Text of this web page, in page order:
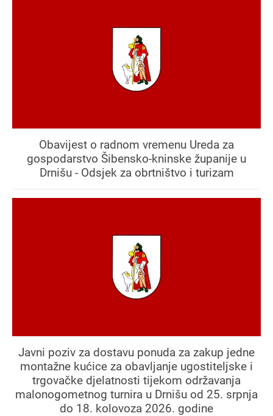
Obavijest o radnom vremenu Ureda za
gospodarstvo Šibensko-kninske županije u
Drnišu - Odsjek za obrtništvo i turizam
Javni poziv za dostavu ponuda za zakup jedne
montažne kućice za obavljanje ugostiteljske i
trgovačke djelatnosti tijekom održavanja
malonogometnog turnira u Drnišu od 25. srpnja
do 18. kolovoza 2026. godine